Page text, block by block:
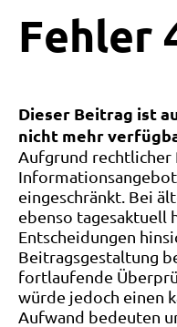
Fehler
Dieser Beitrag ist
nicht mehr
Aufgrund rechtlicher
eingeschränkt. Bei
ebenso tagesaktuell
Entscheidungen
Beitragsgestaltung
fortlaufende
würde jedoch einen
Aufwand bedeuten